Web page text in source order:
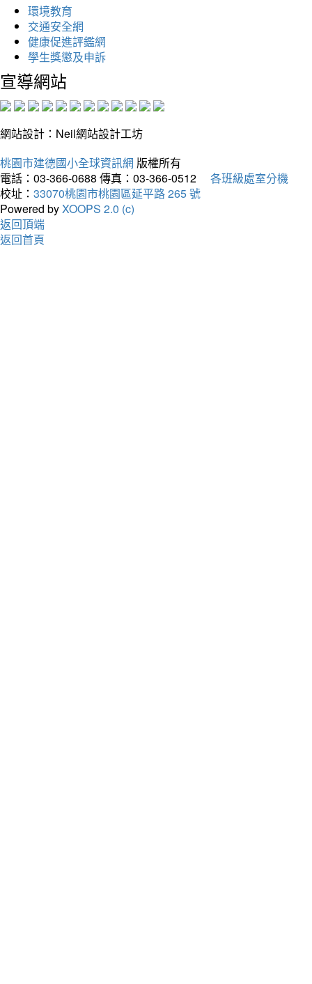
環境教育
交通安全網
健康促進評鑑網
學生獎懲及申訴
宣導網站
網站設計：Neil網站設計工坊
桃園市建德國小全球資訊網 版權所有
電話：03-366-0688 傳真：03-366-0512
各班級處室分機
校址： 33070桃園市桃園區延平路 265 號
Powered byXOOPS 2.0 (c)
返回頂端
返回首頁